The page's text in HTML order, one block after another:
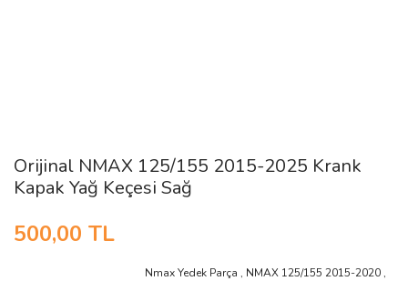
Orijinal NMAX 125/155 2015-2025 Krank
Kapak Yağ Keçesi Sağ
500,00 TL
Nmax Yedek Parça , NMAX 125/155 2015-2020 ,